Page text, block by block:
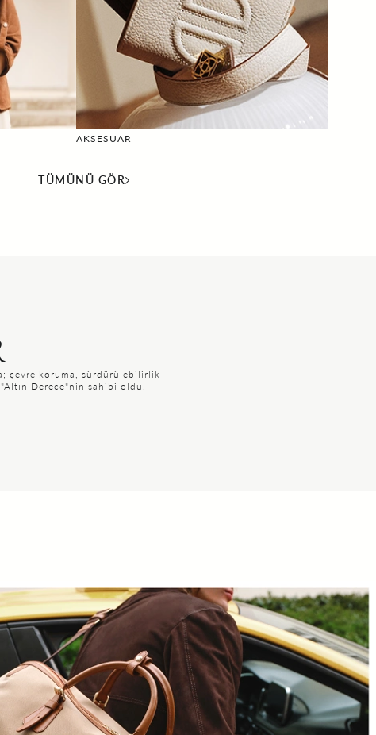
AKSESUAR
TÜMÜNÜ GÖR
çevre koruma, sürdürülebilirlik
Derece"nin sahibi oldu.